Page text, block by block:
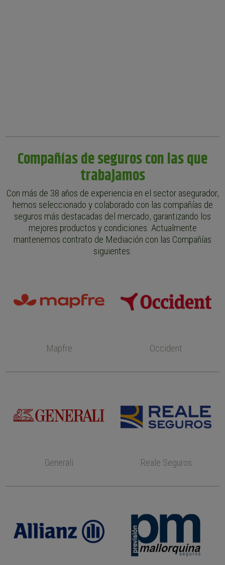
Compañías de seguros con las que
trabajamos
Con más de 38 años de experiencia en el sector asegurador,
hemos seleccionado y colaborado con las compañías de
seguros más destacadas del mercado, garantizando los
mejores productos y condiciones. Actualmente
mantenemos contrato de Mediación con las Compañías
siguientes:
Mapfre Occident
Generali Reale Seguros